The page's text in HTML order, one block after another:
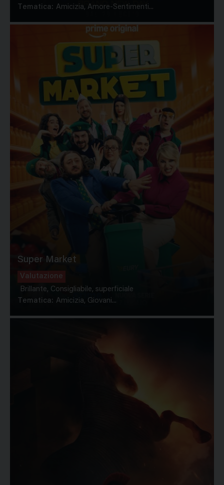
Tematica: Amicizia, Amore-Sentimenti...
Super Market
Valutazione
Brillante, Consigliabile, superficiale
Tematica: Amicizia, Giovani...